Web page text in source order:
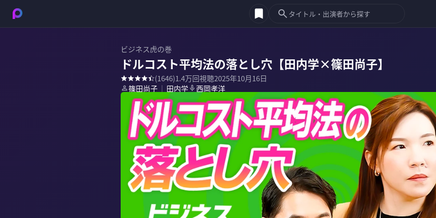
ビジネス虎の巻
ドルコスト平均法の落とし穴【田内学×篠田尚子】
(1646)1.4万回視聴2025年10月16日
篠田尚子 ｜ 田内学 西岡孝洋